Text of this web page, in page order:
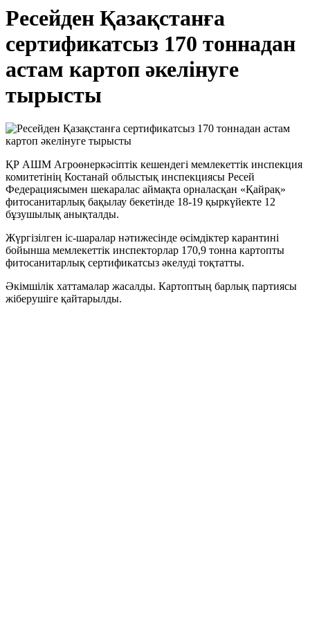
Ресейден Қазақстанға
сертификатсыз 170 тоннадан
астам картоп әкелінуге
тырысты
ҚР АШМ Агроөнеркәсіптік кешендегі мемлекеттік инспекция
комитетінің Костанай облыстық инспекциясы Ресей
Федерациясымен шекаралас аймақта орналасқан «Қайрақ»
фитосанитарлық бақылау бекетінде 18-19 қыркүйекте 12
бұзушылық анықталды.
Жүргізілген іс-шаралар нәтижесінде өсімдіктер карантині
бойынша мемлекеттік инспекторлар 170,9 тонна картопты
фитосанитарлық сертификатсыз әкелуді тоқтатты.
Әкімшілік хаттамалар жасалды. Картоптың барлық партиясы
жіберушіге қайтарылды.